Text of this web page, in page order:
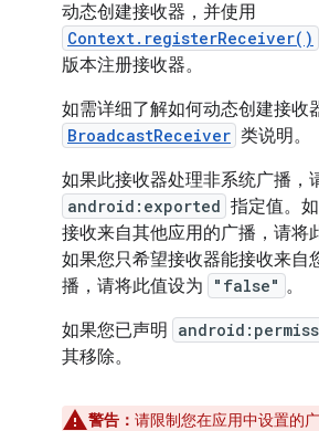
动态创建接收器，并使用
Context.registerReceiver()
版本注册接收器。
如需详细了解如何动态创建接收
BroadcastReceiver 类说明。
如果此接收器处理非系统广播，
android:exported 指定值。
接收来自其他应用的广播，请将
如果您只希望接收器能接收来自
播，请将此值设为
"false" 。
如果您已声明
其移除。
警告： 请限制您在应用中设置的